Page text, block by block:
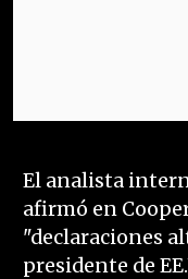
El analista
afirmó en
"declaraciones
presidente de